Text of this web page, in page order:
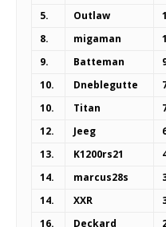
5.
Outlaw
8.
migaman
9.
Batteman
10.
Dneblegutte
10.
Titan
12.
Jeeg
13.
K1200rs21
14.
marcus28s
14.
XXR
16.
Deckard